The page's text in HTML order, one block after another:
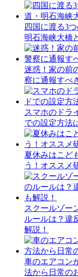
四国に渡る3
明石海峡大橋
迷惑！家の前
察に通報すべ
スマホのドラ
での設定方法
夏休みはこど
う！オススメ
スクールゾー
ルールは？違
解説！
車のエアコン
法から日常の